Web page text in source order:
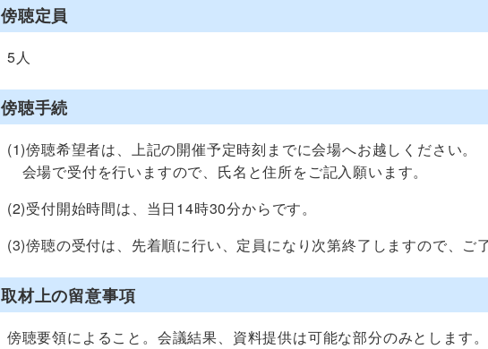
傍聴定員
5人
傍聴手続
(1)傍聴希望者は、上記の開催予定時刻までに会場へお越しください。
会場で受付を行いますので、氏名と住所をご記入願います。
(2)受付開始時間は、当日14時30分からです。
(3)傍聴の受付は、先着順に行い、定員になり次第終了しますので、ご
取材上の留意事項
傍聴要領によること。会議結果、資料提供は可能な部分のみとします。